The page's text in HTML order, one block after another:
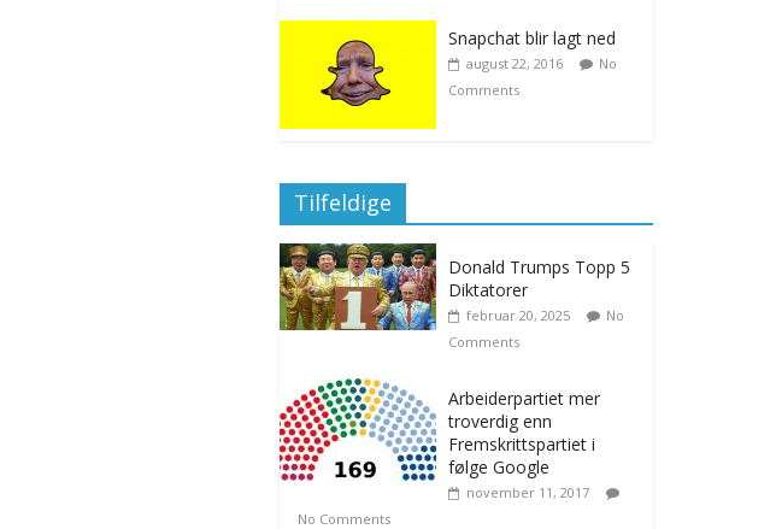
Snapchat blir lagt ned
august 22, 2016
No
Comments
Tilfeldige
Donald Trumps Topp 5
Diktatorer
februar 20, 2025
No
Comments
Arbeiderpartiet mer
troverdig enn
Fremskrittspartiet i
følge Google
november 11, 2017
No Comments